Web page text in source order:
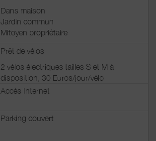
Dans maison
Jardin commun
Mitoyen propriétaire
Prêt de vélos
2 vélos électriques tailles S et M à
disposition, 30 Euros/jour/vélo
Accès Internet
Parking couvert